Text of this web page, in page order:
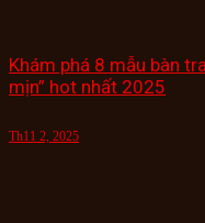
Khám phá 8 mẫu bàn
mịn” hot nhất 2025
Th11 2, 2025